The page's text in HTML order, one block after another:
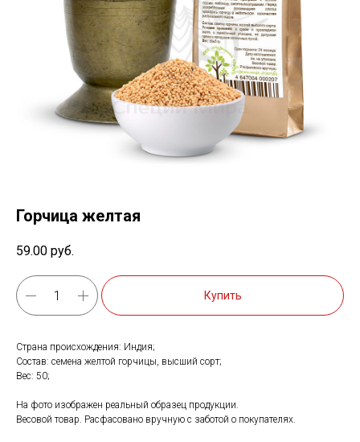
Горчица желтая
59.00 руб.
Купить
Страна происхождения: Индия;
Состав: семена желтой горчицы, высший сорт;
Вес: 50;
На фото изображен реальный образец продукции.
Весовой товар. Расфасовано вручную с заботой о покупателях.